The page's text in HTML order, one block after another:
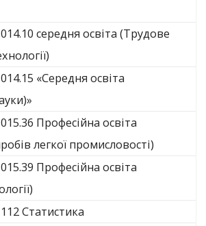
середня освіта (Трудове
«Середня освіта
Професійна освіта
легкої промисловості)
Професійна освіта
Статистика